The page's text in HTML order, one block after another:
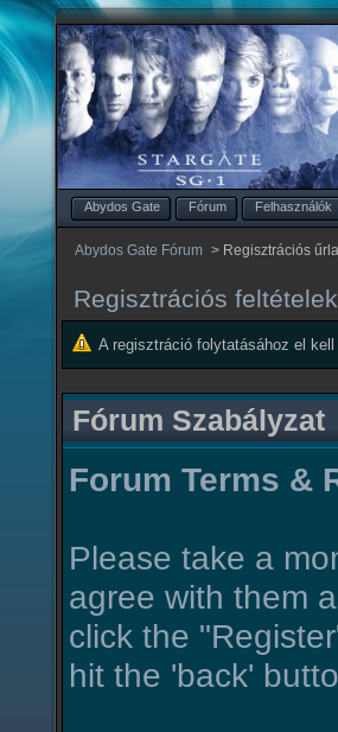
Abydos Gate Fórum Felhasználók
Abydos Gate Fórum > Regisztrációs
Regisztrációs
A regisztráció folytatásához el
Fórum Szabályzat
Forum Terms &
Please take a
agree with them
click the
hit the 'back'